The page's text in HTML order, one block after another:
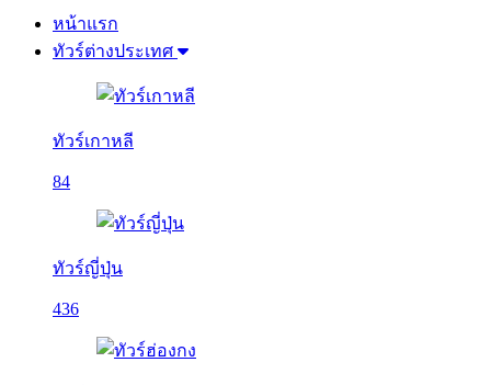
หน้าแรก
ทัวร์ต่างประเทศ
ทัวร์เกาหลี
84
ทัวร์ญี่ปุ่น
436